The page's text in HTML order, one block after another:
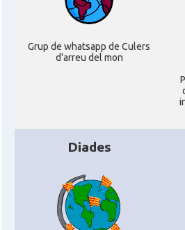
Grup de whatsapp de Culers
d'arreu del mon
Diades